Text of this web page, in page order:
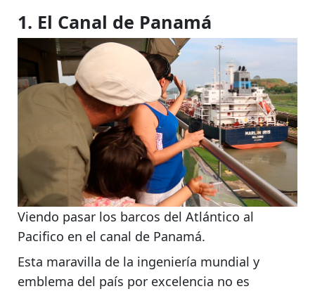
1. El Canal de Panamá
Viendo pasar los barcos del Atlántico al
Pacifico en el canal de Panamá.
Esta maravilla de la ingeniería mundial y
emblema del país por excelencia no es